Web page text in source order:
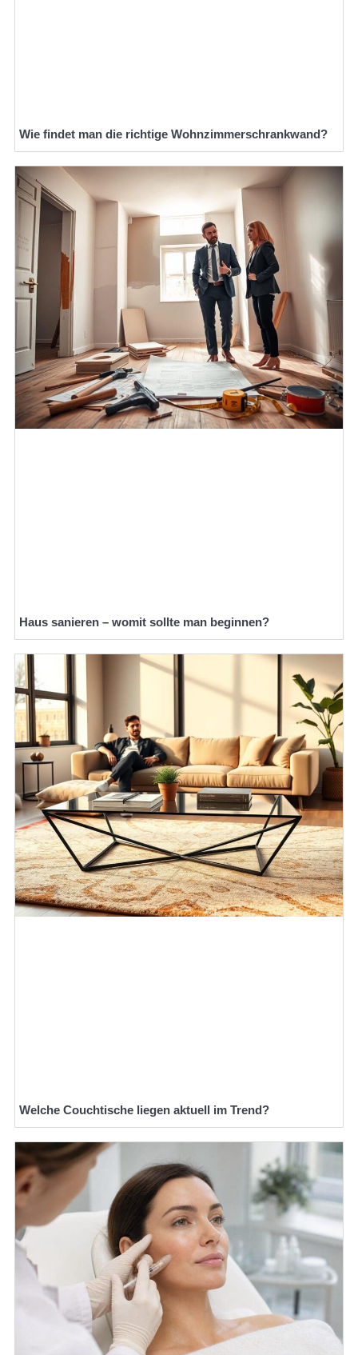
Wie findet man die richtige Wohnzimmerschrankwand?
Haus sanieren – womit sollte man beginnen?
Welche Couchtische liegen aktuell im Trend?